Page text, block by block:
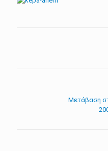
Μετάβαση